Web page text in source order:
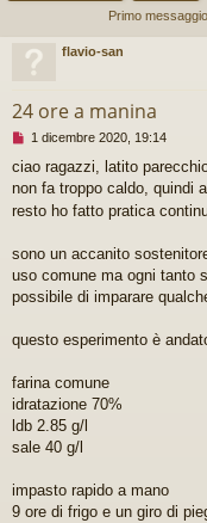
Primo
flavio-san
24 ore a manina
M
s
s
a
i
o
d
g
e
r
e
1 dicembre 2020, 19:14
ciao ragazzi, latito
non fa troppo caldo, quindi
resto ho fatto pratica
sono un accanito
uso comune ma ogni tanto
possibile di imparare
questo esperimento è
farina comune
idratazione 70%
ldb 2.85 g/l
sale 40 g/l
impasto rapido a mano
9 ore di frigo e un giro di